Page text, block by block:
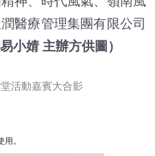
醫療管理集團有限公司
易小婧 主辦方供圖）
活動嘉賓大合影
。